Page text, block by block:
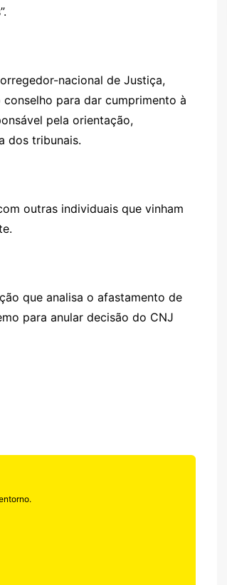
nacional de Justiça,
para dar cumprimento à
pela orientação,
dos tribunais.
outras individuais que vinham
que analisa o afastamento de
para anular decisão do CNJ